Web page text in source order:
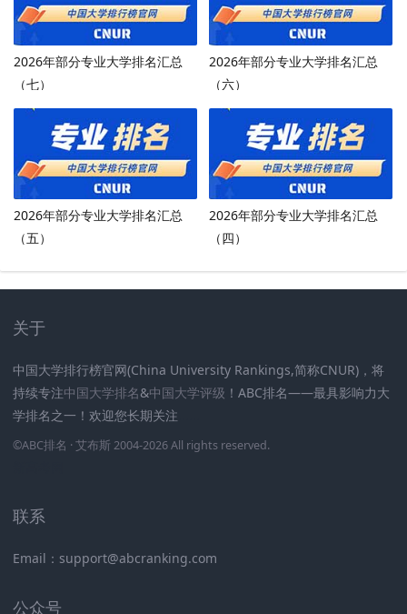
2026年部分专业大学排名汇总
（七）
2026年部分专业大学排名汇总
（六）
2026年部分专业大学排名汇总
（五）
2026年部分专业大学排名汇总
（四）
关于
中国大学排行榜官网(China University Rankings,简称CNUR)，将
持续专注中国大学排名&中国大学评级 ！ABC排名——最具影响力大
学排名之一！欢迎您长期关注
©ABC排名 · 艾布斯 2004-2026 All rights reserved.
联系
Email：support@abcranking.com
公众号